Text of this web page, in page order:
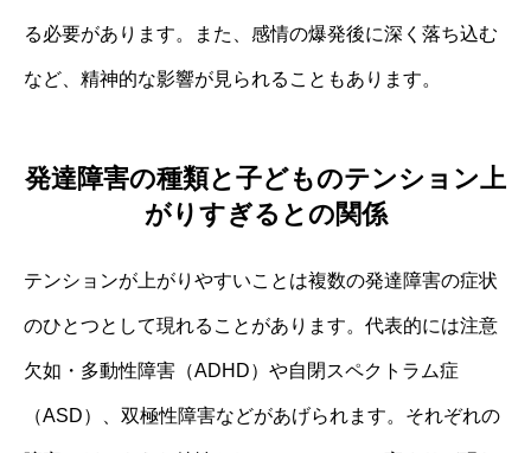
る必要があります。また、感情の爆発後に深く落ち込む
など、精神的な影響が見られることもあります。
発達障害の種類と子どものテンション上
がりすぎるとの関係
テンションが上がりやすいことは複数の発達障害の症状
のひとつとして現れることがあります。代表的には注意
欠如・多動性障害（ADHD）や自閉スペクトラム症
（ASD）、双極性障害などがあげられます。それぞれの